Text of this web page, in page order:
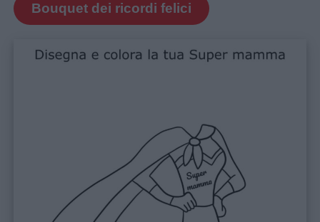
Bouquet dei ricordi felici